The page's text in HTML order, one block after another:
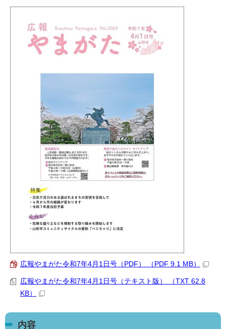
広報やまがた令和7年4月1日号（PDF） （PDF 9.1 MB）
広報やまがた令和7年4月1日号（テキスト版） （TXT 62.8
KB）
内容